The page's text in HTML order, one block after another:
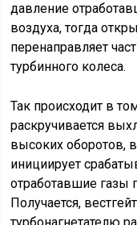
давление
воздуха, тогда
перенаправляет
турбинного колеса.
Так происходит в
раскручивается
высоких оборотов, в
инициирует
отработавшие газы
Получается,